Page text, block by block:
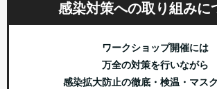
感染対策への取り組みに
ワークショップ開催には
万全の対策を行いながら
感染拡大防止の徹底・検温・マス